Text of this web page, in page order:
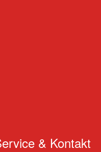
& Kontakt